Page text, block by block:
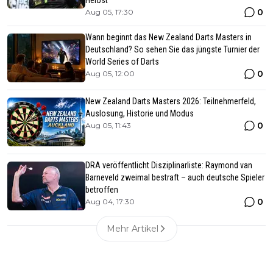
Aug 05, 17:30 0
Wann beginnt das New Zealand Darts Masters in
Deutschland? So sehen Sie das jüngste Turnier der
World Series of Darts
Aug 05, 12:00 0
New Zealand Darts Masters 2026: Teilnehmerfeld,
Auslosung, Historie und Modus
Aug 05, 11:43 0
DRA veröffentlicht Disziplinarliste: Raymond van
Barneveld zweimal bestraft – auch deutsche Spieler
betroffen
Aug 04, 17:30 0
Mehr Artikel